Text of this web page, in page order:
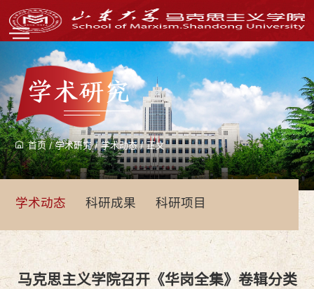
学术研究
首页/学术研究/学术动态 /正文
学术动态 科研成果 科研项目
马克思主义学院召开《华岗全集》卷辑分类